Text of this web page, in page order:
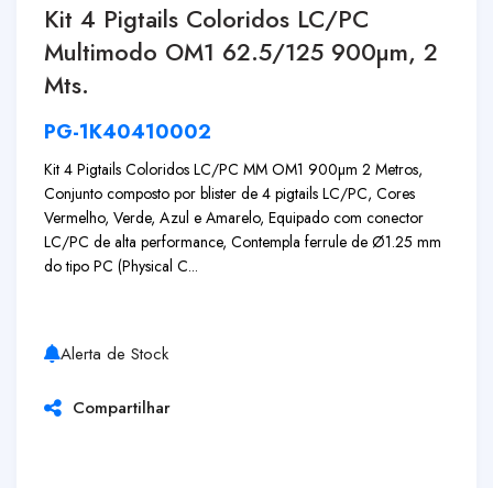
Kit 4 Pigtails Coloridos LC/PC
Multimodo OM1 62.5/125 900µm, 2
Mts.
PG-1K40410002
Kit 4 Pigtails Coloridos LC/PC MM OM1 900µm 2 Metros,
Conjunto composto por blister de 4 pigtails LC/PC, Cores
Vermelho, Verde, Azul e Amarelo, Equipado com conector
LC/PC de alta performance, Contempla ferrule de Ø1.25 mm
do tipo PC (Physical C...
Alerta de Stock
Compartilhar